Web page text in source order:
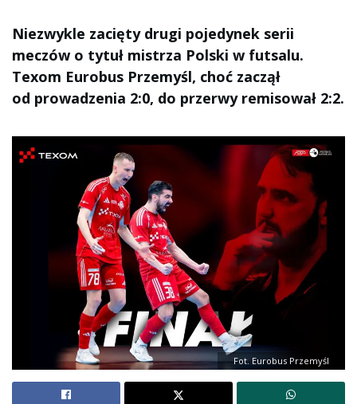
Niezwykle zacięty drugi pojedynek serii
meczów o tytuł mistrza Polski w futsalu.
Texom Eurobus Przemyśl, choć zaczął
od prowadzenia 2:0, do przerwy remisował 2:2.
Fot. Eurobus Przemyśl